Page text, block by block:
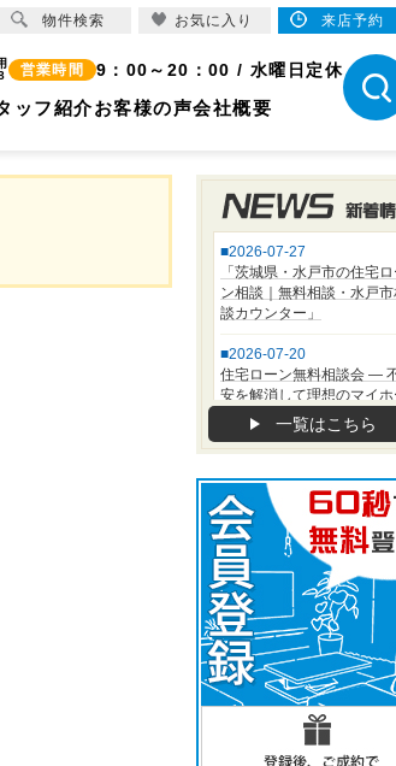
営業時間 9：00～20：00 / 水曜日定休
ッフ紹介お客様の声会社概要
一覧はこちら
物件検索 お気に入り 来店予約